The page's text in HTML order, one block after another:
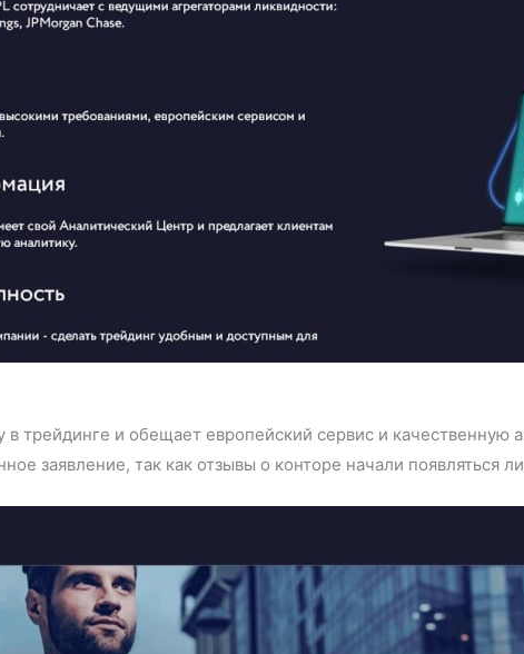
в трейдинге и обещает европейский сервис и качественную
заявление, так как отзывы о конторе начали появляться